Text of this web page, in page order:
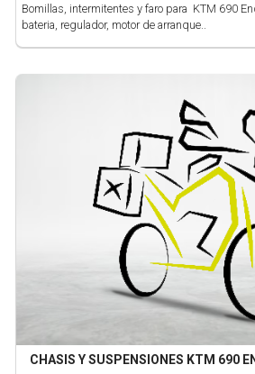
Bomillas, intermitentes y faro para KTM 690
bateria, regulador, motor de arranque..
CHASIS Y SUSPENSIONES KTM 690